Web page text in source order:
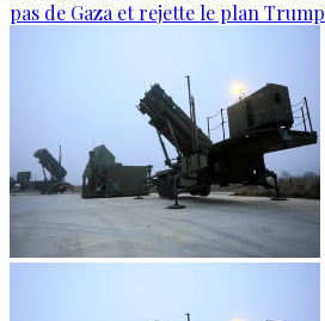
pas de Gaza et rejette le plan Trump